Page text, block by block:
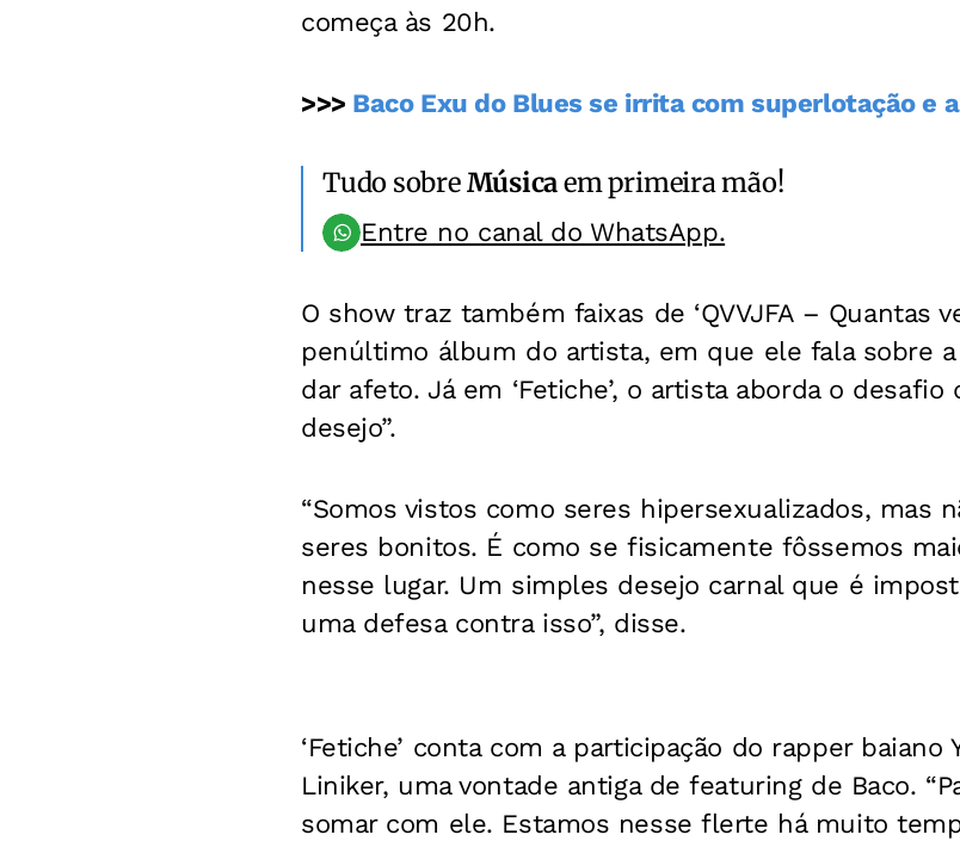
começa às 20h.
>>> Baco Exu do Blues se irrita com superlotação e
Tudo sobreMúsicaem primeira mão!
Entre no canal do WhatsApp.
O show traz também faixas de ‘QVVJFA – Quantas
penúltimo álbum do artista, em que ele fala sobre
dar afeto. Já em ‘Fetiche’, o artista aborda o
desejo”.
“Somos vistos como seres hipersexualizados, mas
seres bonitos. É como se fisicamente fôssemos
nesse lugar. Um simples desejo carnal que é
uma defesa contra isso”, disse.
‘Fetiche’ conta com a participação do rapper baiano
Liniker, uma vontade antiga de featuring de Baco.
somar com ele. Estamos nesse flerte há muito